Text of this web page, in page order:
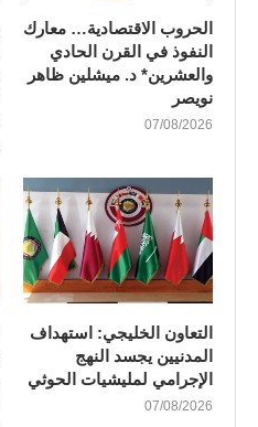
الحروب الاقتصادية… معارك
النفوذ في القرن الحادي
والعشرين* د. ميشلين ظاهر
نويصر
07/08/2026
التعاون الخليجي: استهداف
المدنيين يجسد النهج
الإجرامي لمليشيات الحوثي
07/08/2026